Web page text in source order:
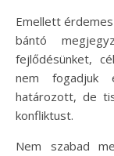
Emellett
bántó
fejlődésünket,
nem fogadjuk
határozott, de
konfliktust.
Nem szabad